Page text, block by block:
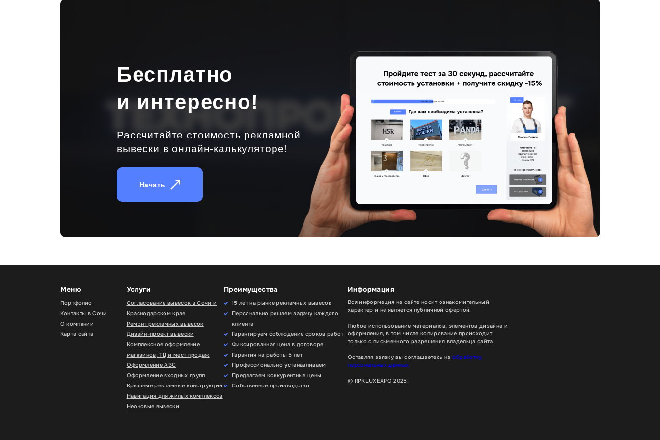
Бесплатно
и интересно!
Рассчитайте стоимость рекламной
вывески в онлайн-калькуляторе!
Начать
Меню
Портфолио
Контакты в Сочи
О компании
Карта сайта
Услуги
Согласование вывесок в Сочи и
Краснодарском крае
Ремонт рекламных вывесок
Дизайн-проект вывески
Комплексное оформление
магазинов, ТЦ и мест продаж
Оформление АЗС
Оформление входных групп
Крышные рекламные конструкции
Навигация для жилых комплексов
Неоновые вывески
Преимущества
15 лет на рынке рекламных вывесок
Персонально решаем задачу каждого
клиента
Гарантируем соблюдение сроков работ
Фиксированная цена в договоре
Гарантия на работы 5 лет
Профессионально устанавливаем
Предлагаем конкурентные цены
Собственное производство
Информация
Вся информация на сайте носит ознакомительный
характер и не является публичной офертой.
Любое использование материалов, элементов дизайна и
оформления, в том числе копирование происходит
только с письменного разрешения владельца сайта.
Оставляя заявку вы соглашаетесь на обработку
персональных данных
© RPKLUXEXPO 2025.